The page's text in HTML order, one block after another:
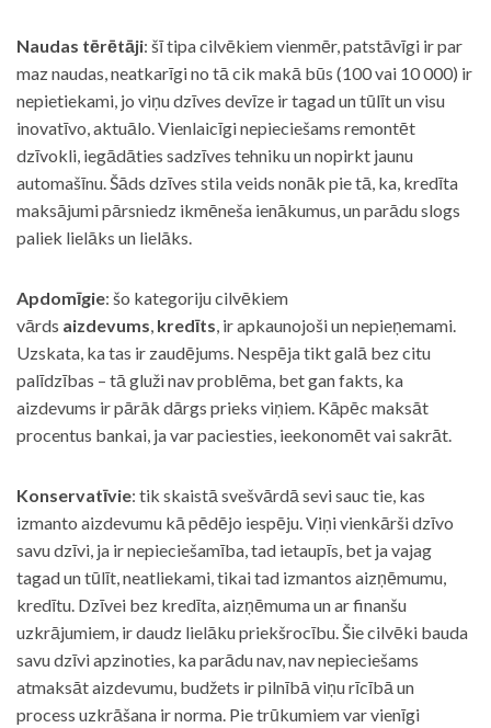
Naudas tērētāji: šī tipa cilvēkiem vienmēr, patstāvīgi ir par
maz naudas, neatkarīgi no tā cik makā būs (100 vai 10 000) ir
nepietiekami, jo viņu dzīves devīze ir tagad un tūlīt un visu
inovatīvo, aktuālo. Vienlaicīgi nepieciešams remontēt
dzīvokli, iegādāties sadzīves tehniku un nopirkt jaunu
automašīnu. Šāds dzīves stila veids nonāk pie tā, ka, kredīta
maksājumi pārsniedz ikmēneša ienākumus, un parādu slogs
paliek lielāks un lielāks.
Apdomīgie: šo kategoriju cilvēkiem
vārds aizdevums, kredīts, ir apkaunojoši un nepieņemami.
Uzskata, ka tas ir zaudējums. Nespēja tikt galā bez citu
palīdzības – tā gluži nav problēma, bet gan fakts, ka
aizdevums ir pārāk dārgs prieks viņiem. Kāpēc maksāt
procentus bankai, ja var paciesties, ieekonomēt vai sakrāt.
Konservatīvie: tik skaistā svešvārdā sevi sauc tie, kas
izmanto aizdevumu kā pēdējo iespēju. Viņi vienkārši dzīvo
savu dzīvi, ja ir nepieciešamība, tad ietaupīs, bet ja vajag
tagad un tūlīt, neatliekami, tikai tad izmantos aizņēmumu,
kredītu. Dzīvei bez kredīta, aizņēmuma un ar finanšu
uzkrājumiem, ir daudz lielāku priekšrocību. Šie cilvēki bauda
savu dzīvi apzinoties, ka parādu nav, nav nepieciešams
atmaksāt aizdevumu, budžets ir pilnībā viņu rīcībā un
process uzkrāšana ir norma. Pie trūkumiem var vienīgi